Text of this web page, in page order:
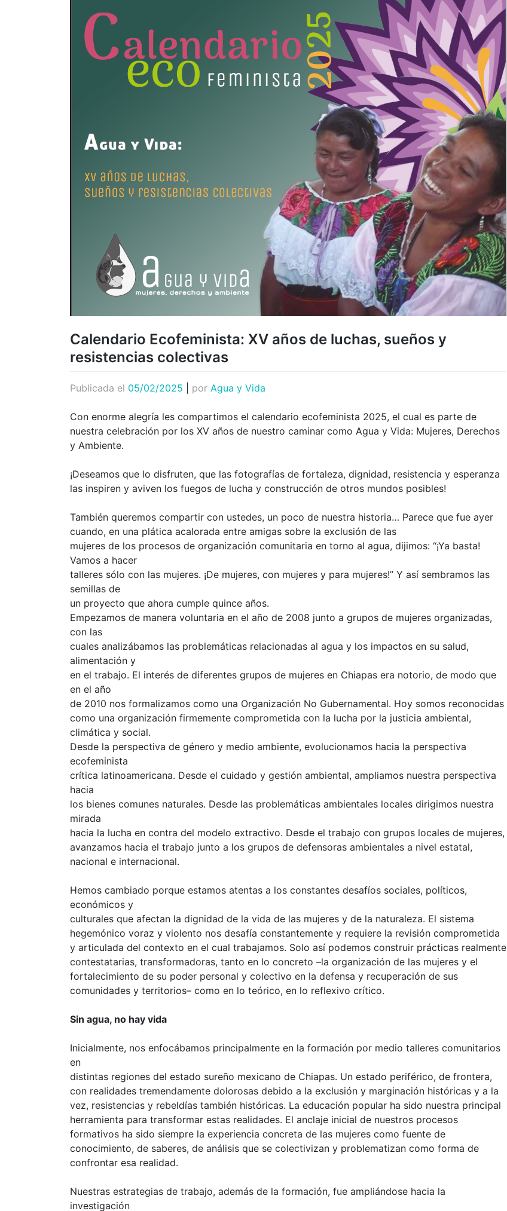
Calendario Ecofeminista: XV años de luchas, sueños y
resistencias colectivas
Publicada el 05/02/2025 por Agua y Vida
Con enorme alegría les compartimos el calendario ecofeminista 2025, el cual es parte de
nuestra celebración por los XV años de nuestro caminar como Agua y Vida: Mujeres, Derechos
y Ambiente.
¡Deseamos que lo disfruten, que las fotografías de fortaleza, dignidad, resistencia y esperanza
las inspiren y aviven los fuegos de lucha y construcción de otros mundos posibles!
También queremos compartir con ustedes, un poco de nuestra historia… Parece que fue ayer
cuando, en una plática acalorada entre amigas sobre la exclusión de las
mujeres de los procesos de organización comunitaria en torno al agua, dijimos: “¡Ya basta!
Vamos a hacer
talleres sólo con las mujeres. ¡De mujeres, con mujeres y para mujeres!” Y así sembramos las
semillas de
un proyecto que ahora cumple quince años.
Empezamos de manera voluntaria en el año de 2008 junto a grupos de mujeres organizadas,
con las
cuales analizábamos las problemáticas relacionadas al agua y los impactos en su salud,
alimentación y
en el trabajo. El interés de diferentes grupos de mujeres en Chiapas era notorio, de modo que
en el año
de 2010 nos formalizamos como una Organización No Gubernamental. Hoy somos reconocidas
como una organización firmemente comprometida con la lucha por la justicia ambiental,
climática y social.
Desde la perspectiva de género y medio ambiente, evolucionamos hacia la perspectiva
ecofeminista
crítica latinoamericana. Desde el cuidado y gestión ambiental, ampliamos nuestra perspectiva
hacia
los bienes comunes naturales. Desde las problemáticas ambientales locales dirigimos nuestra
mirada
hacia la lucha en contra del modelo extractivo. Desde el trabajo con grupos locales de mujeres,
avanzamos hacia el trabajo junto a los grupos de defensoras ambientales a nivel estatal,
nacional e internacional.
Hemos cambiado porque estamos atentas a los constantes desafíos sociales, políticos,
económicos y
culturales que afectan la dignidad de la vida de las mujeres y de la naturaleza. El sistema
hegemónico voraz y violento nos desafía constantemente y requiere la revisión comprometida
y articulada del contexto en el cual trabajamos. Solo así podemos construir prácticas realmente
contestatarias, transformadoras, tanto en lo concreto –la organización de las mujeres y el
fortalecimiento de su poder personal y colectivo en la defensa y recuperación de sus
comunidades y territorios– como en lo teórico, en lo reflexivo crítico.
Sin agua, no hay vida
Inicialmente, nos enfocábamos principalmente en la formación por medio talleres comunitarios
en
distintas regiones del estado sureño mexicano de Chiapas. Un estado periférico, de frontera,
con realidades tremendamente dolorosas debido a la exclusión y marginación históricas y a la
vez, resistencias y rebeldías también históricas. La educación popular ha sido nuestra principal
herramienta para transformar estas realidades. El anclaje inicial de nuestros procesos
formativos ha sido siempre la experiencia concreta de las mujeres como fuente de
conocimiento, de saberes, de análisis que se colectivizan y problematizan como forma de
confrontar esa realidad.
Nuestras estrategias de trabajo, además de la formación, fue ampliándose hacia la
investigación